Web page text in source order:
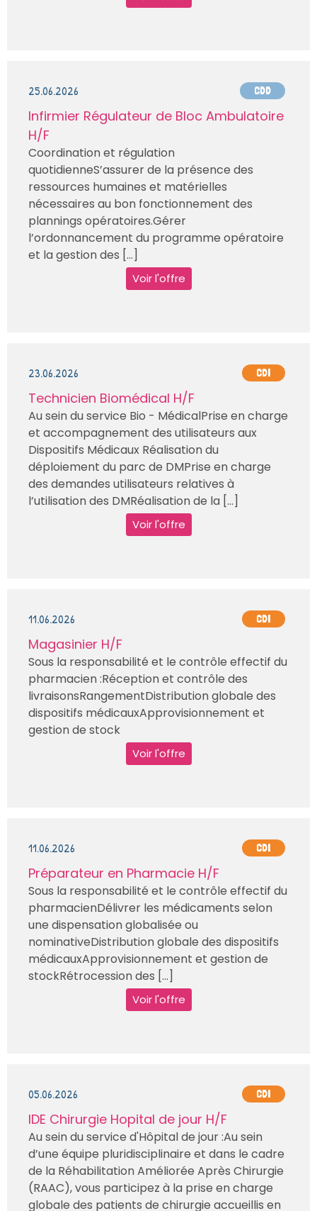
25.06.2026 CDD
Infirmier Régulateur de Bloc Ambulatoire
H/F
Coordination et régulation
quotidienneS’assurer de la présence des
ressources humaines et matérielles
nécessaires au bon fonctionnement des
plannings opératoires.Gérer
l’ordonnancement du programme opératoire
et la gestion des [...]
Voir l'offre
23.06.2026 CDI
Technicien Biomédical H/F
Au sein du service Bio - MédicalPrise en charge
et accompagnement des utilisateurs aux
Dispositifs Médicaux Réalisation du
déploiement du parc de DMPrise en charge
des demandes utilisateurs relatives à
l’utilisation des DMRéalisation de la [...]
Voir l'offre
11.06.2026 CDI
Magasinier H/F
Sous la responsabilité et le contrôle effectif du
pharmacien :Réception et contrôle des
livraisonsRangementDistribution globale des
dispositifs médicauxApprovisionnement et
gestion de stock
Voir l'offre
11.06.2026 CDI
Préparateur en Pharmacie H/F
Sous la responsabilité et le contrôle effectif du
pharmacienDélivrer les médicaments selon
une dispensation globalisée ou
nominativeDistribution globale des dispositifs
médicauxApprovisionnement et gestion de
stockRétrocession des [...]
Voir l'offre
05.06.2026 CDI
IDE Chirurgie Hopital de jour H/F
Au sein du service d'Hôpital de jour :Au sein
d’une équipe pluridisciplinaire et dans le cadre
de la Réhabilitation Améliorée Après Chirurgie
(RAAC), vous participez à la prise en charge
globale des patients de chirurgie accueillis en